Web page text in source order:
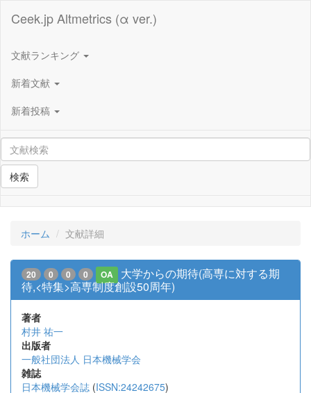
Ceek.jp Altmetrics (α ver.)
文献ランキング
新着文献
新着投稿
検索
ホーム 文献詳細
20 0 0 0 OA
大学からの期待(高専に対する期
待,<特集>高専制度創設50周年)
著者
村井 祐一
出版者
一般社団法人 日本機械学会
雑誌
日本機械学会誌 (ISSN:24242675)